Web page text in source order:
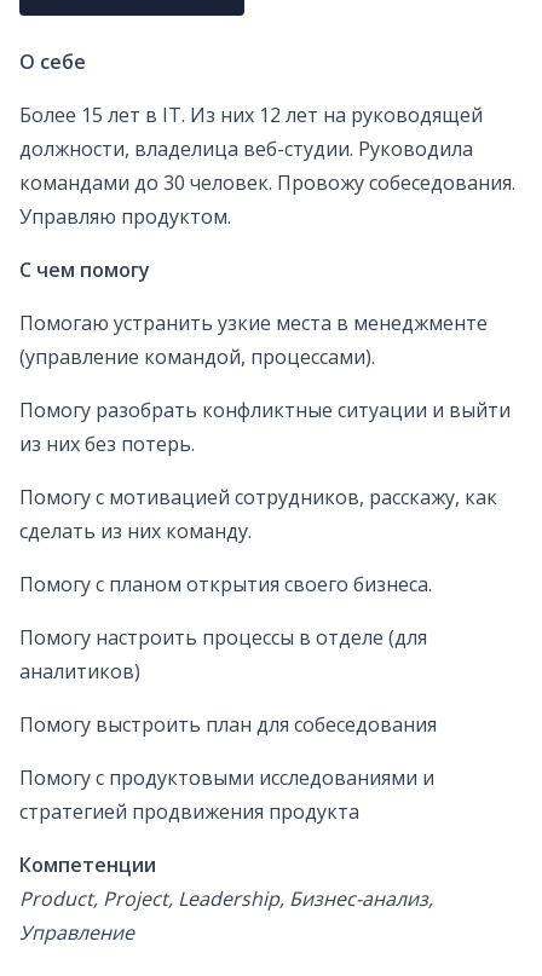
О себе
Более 15 лет в IT. Из них 12 лет на руководящей
должности, владелица веб-студии. Руководила
командами до 30 человек. Провожу собеседования.
Управляю продуктом.
С чем помогу
Помогаю устранить узкие места в менеджменте
(управление командой, процессами).
Помогу разобрать конфликтные ситуации и выйти
из них без потерь.
Помогу с мотивацией сотрудников, расскажу, как
сделать из них команду.
Помогу с планом открытия своего бизнеса.
Помогу настроить процессы в отделе (для
аналитиков)
Помогу выстроить план для собеседования
Помогу с продуктовыми исследованиями и
стратегией продвижения продукта
Компетенции
Product, Project, Leadership, Бизнес-анализ,
Управление